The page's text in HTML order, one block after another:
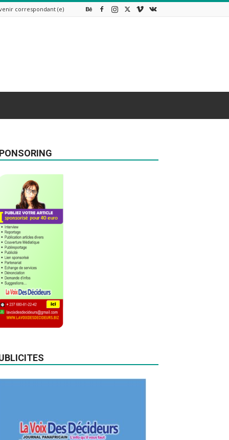
correspondant (e)